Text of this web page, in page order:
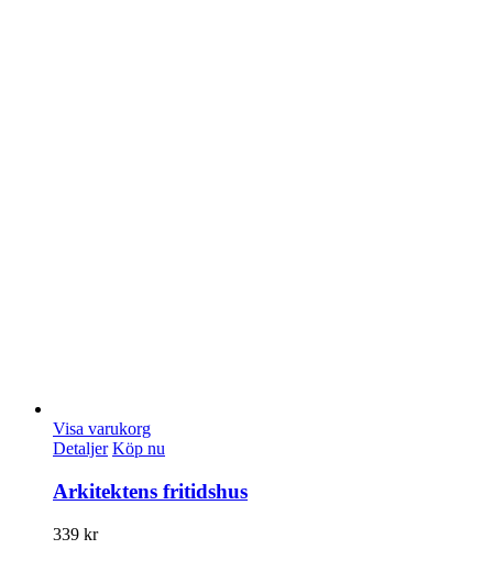
Visa varukorg
Detaljer Köp nu
Arkitektens fritidshus
339 kr